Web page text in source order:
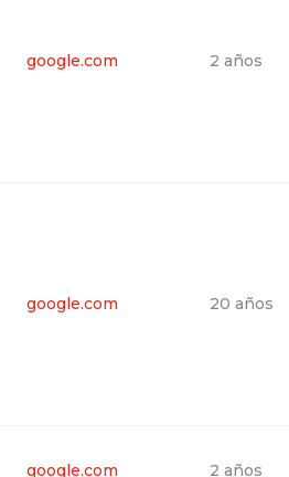
google.com 2 años
google.com 20 años
google.com 2 años